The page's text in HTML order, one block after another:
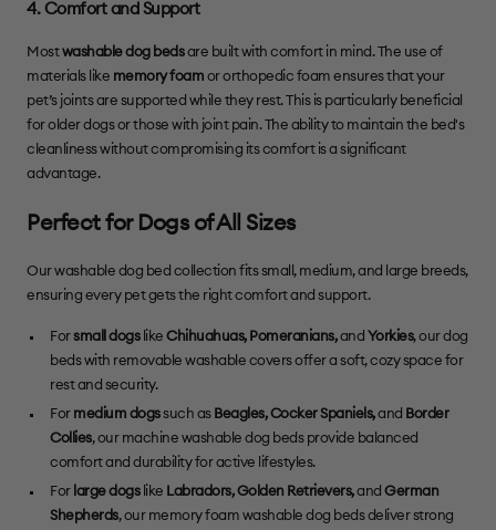
4. Comfort and Support
Mostwashable dog bedsare built with comfort in mind. The use of
materials like memory foam or orthopedic foam ensures that your
pet’s joints are supported while they rest. This is particularly beneficial
for older dogs or those with joint pain. The ability to maintain the bed's
cleanliness without compromising its comfort is a significant
advantage.
Perfect for Dogs of All Sizes
Our washable dog bed collection fits small, medium, and large breeds,
ensuring every pet gets the right comfort and support.
Forsmall dogslikeChihuahuas, Pomeranians,and Yorkies, our dog
beds with removable washable covers offer a soft, cozy space for
rest and security.
For medium dogssuch as Beagles,Cocker Spaniels,and Border
Collies, our machine washable dog beds provide balanced
comfort and durability for active lifestyles.
For large dogslike Labradors,Golden Retrievers,andGerman
Shepherds, our memory foam washable dog beds deliver strong